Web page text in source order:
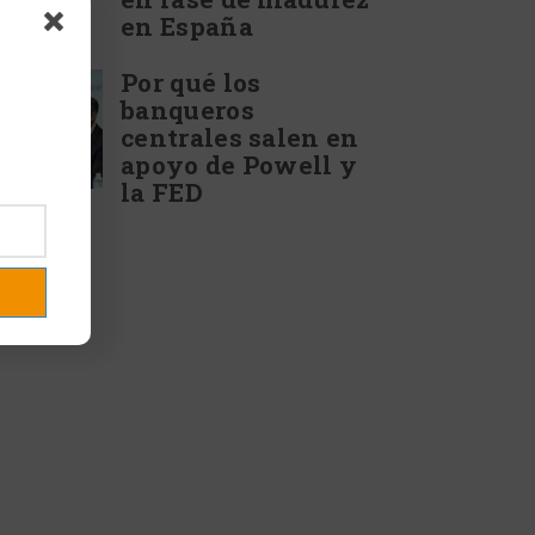
en España
Por qué los
banqueros
centrales salen en
apoyo de Powell y
la FED